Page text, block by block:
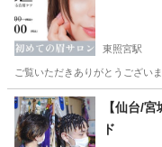
東照宮駅
ご覧いただきありがとうござい
宮城 仙台市 東照宮駅
【仙台/
ド